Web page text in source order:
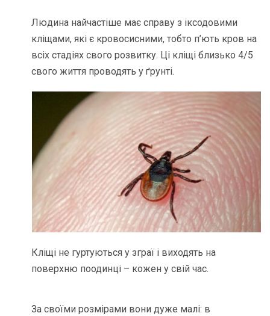
Людина найчастіше має справу з іксодовими
кліщами, які є кровосисними, тобто п’ють кров на
всіх стадіях свого розвитку. Ці кліщі близько 4/5
свого життя проводять у ґрунті.
Кліщі не гуртуються у зграї і виходять на
поверхню поодинці – кожен у свій час.
За своїми розмірами вони дуже малі: в